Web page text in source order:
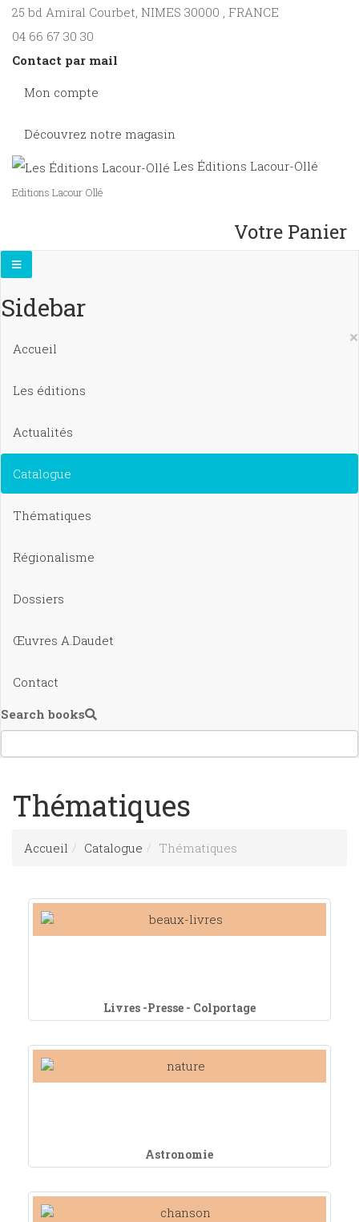
25 bd Amiral Courbet, NIMES 30000 , FRANCE
04 66 67 30 30
Contact par mail
Mon compte
Découvrez notre magasin
Les Éditions Lacour-Ollé
Editions Lacour Ollé
Votre Panier
Sidebar
×
Accueil
Les éditions
Actualités
Catalogue
Thématiques
Régionalisme
Dossiers
Œuvres A.Daudet
Contact
Search books
Thématiques
Accueil Catalogue Thématiques
Livres -Presse - Colportage
Astronomie